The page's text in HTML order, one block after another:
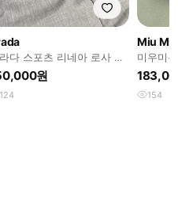
다 스포츠 리네아 로사 선
스
원
124
Miu Miu
미우미
154